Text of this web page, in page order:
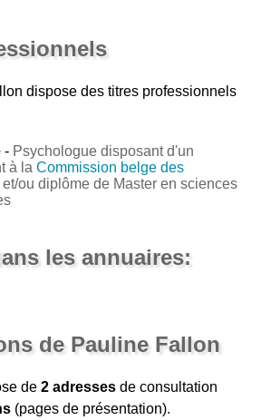
dispose des titres professionnels
- Psychologue disposant d'un
à laCommission belge des
et/ou diplôme de Master en sciences
les annuaires:
de Pauline Fallon
de2 adresses de consultation
(pages de présentation).